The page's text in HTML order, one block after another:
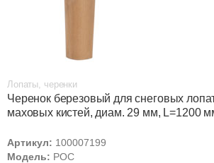
Лопаты, черенки
Черенок березовый для снеговых
маховых кистей, диам. 29 мм, L=1200
Артикул: 100007199
Модель: РОС